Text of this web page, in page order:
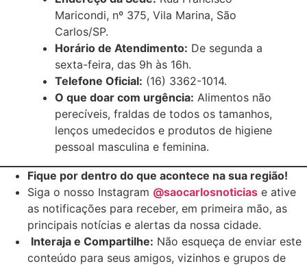
Maricondi, nº 375, Vila Marina, São
Carlos/SP.
Horário de Atendimento: De segunda a
sexta-feira, das 9h às 16h.
Telefone Oficial: (16) 3362-1014.
O que doar com urgência: Alimentos não
perecíveis, fraldas de todos os tamanhos,
lenços umedecidos e produtos de higiene
pessoal masculina e feminina.
Fique por dentro do que acontece na sua região!
Siga o nosso Instagram @saocarlosnoticias e ative
as notificações para receber, em primeira mão, as
principais notícias e alertas da nossa cidade.
Interaja e Compartilhe: Não esqueça de enviar este
conteúdo para seus amigos, vizinhos e grupos de